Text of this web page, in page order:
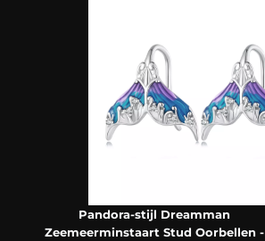
Pandora-stijl Dreamman
Zeemeerminstaart Stud Oorbellen -